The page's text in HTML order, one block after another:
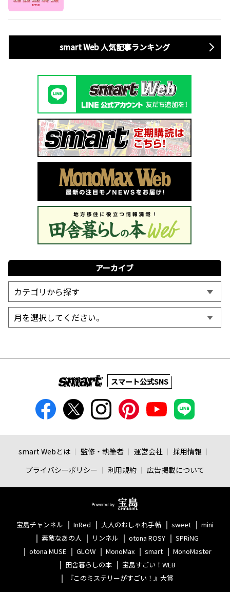
smart Web 人気記事ランキング
アーカイブ
スマート公式SNS
smart Webとは 監修・執筆者 運営会社
採用情報
プライバシーポリシー
利用規約 広告掲載について
宝島チャンネル InRed 大人のおしゃれ手帖 sweet
mini
素敵なあの人
リンネル otona ROSY
SPRiNG
otona MUSE
GLOW MonoMax smart
MonoMaster
田舎暮らしの本
宝島すごい！WEB
『このミステリーがすごい！』大賞